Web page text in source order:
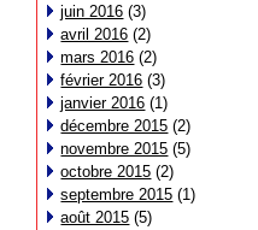
juin 2016 (3)
avril 2016 (2)
mars 2016 (2)
février 2016 (3)
janvier 2016 (1)
décembre 2015 (2)
novembre 2015 (5)
octobre 2015 (2)
septembre 2015 (1)
août 2015 (5)